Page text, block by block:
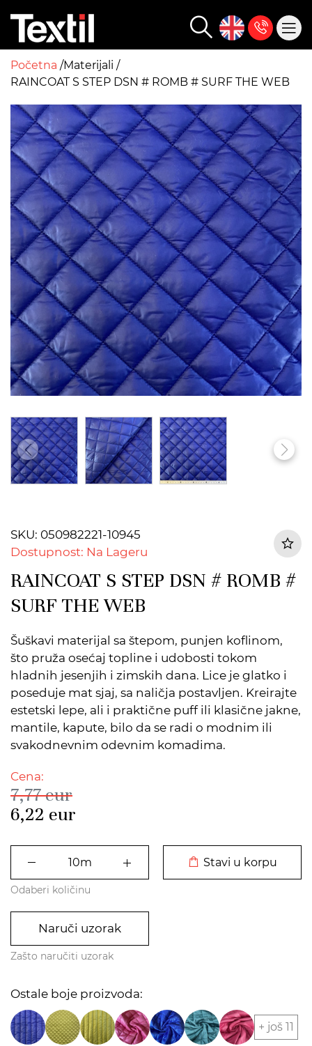
Početna Materijali
RAINCOAT S STEP DSN # ROMB # SURF THE WEB
SKU: 050982221-10945
Dostupnost: Na Lageru
RAINCOAT S STEP DSN # ROMB #
SURF THE WEB
Šuškavi materijal sa štepom, punjen koflinom,
što pruža osećaj topline i udobosti tokom
hladnih jesenjih i zimskih dana. Lice je glatko i
poseduje mat sjaj, sa naličja postavljen. Kreirajte
estetski lepe, ali i praktične puff ili klasične jakne,
mantile, kapute, bilo da se radi o modnim ili
svakodnevnim odevnim komadima.
Cena:
7,77eur
6,22 eur
Stavi u korpu
Odaberi količinu
Naruči uzorak
Zašto naručiti uzorak
Ostale boje proizvoda:
+ još 11